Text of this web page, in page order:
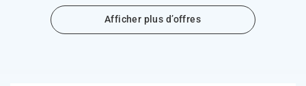
Afficher plus d’offres